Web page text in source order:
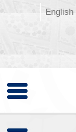
English